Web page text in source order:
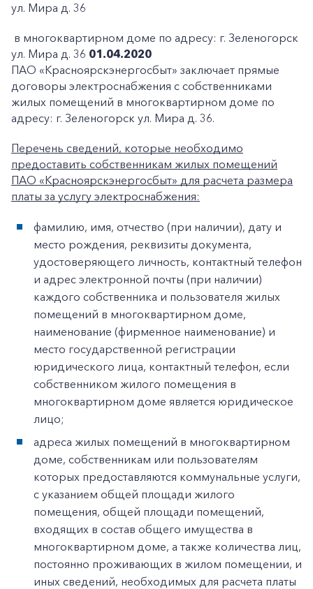
ул. Мира д. 36
в многоквартирном доме по адресу: г. Зеленогорск
ул. Мира д. 36 01.04.2020
ПАО «Красноярскэнергосбыт» заключает прямые
договоры электроснабжения с собственниками
жилых помещений в многоквартирном доме по
адресу: г. Зеленогорск ул. Мира д. 36.
Перечень сведений, которые необходимо
предоставить собственникам жилых помещений
ПАО «Красноярскэнергосбыт» для расчета размера
платы за услугу электроснабжения:
фамилию, имя, отчество (при наличии), дату и
место рождения, реквизиты документа,
удостоверяющего личность, контактный телефон
и адрес электронной почты (при наличии)
каждого собственника и пользователя жилых
помещений в многоквартирном доме,
наименование (фирменное наименование) и
место государственной регистрации
юридического лица, контактный телефон, если
собственником жилого помещения в
многоквартирном доме является юридическое
лицо;
адреса жилых помещений в многоквартирном
доме, собственникам или пользователям
которых предоставляются коммунальные услуги,
с указанием общей площади жилого
помещения, общей площади помещений,
входящих в состав общего имущества в
многоквартирном доме, а также количества лиц,
постоянно проживающих в жилом помещении, и
иных сведений, необходимых для расчета платы